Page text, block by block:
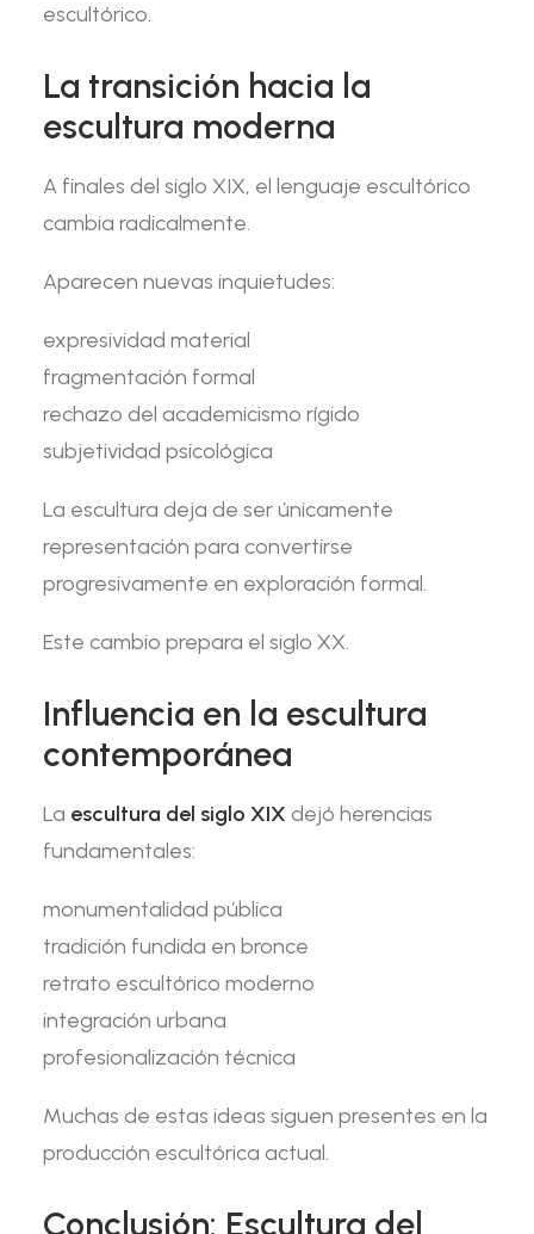
escultórico.
La transición hacia la
escultura moderna
A finales del siglo XIX, el lenguaje escultórico
cambia radicalmente.
Aparecen nuevas inquietudes:
expresividad material
fragmentación formal
rechazo del academicismo rígido
subjetividad psicológica
La escultura deja de ser únicamente
representación para convertirse
progresivamente en exploración formal.
Este cambio prepara el siglo XX.
Influencia en la escultura
contemporánea
La escultura del siglo XIX dejó herencias
fundamentales:
monumentalidad pública
tradición fundida en bronce
retrato escultórico moderno
integración urbana
profesionalización técnica
Muchas de estas ideas siguen presentes en la
producción escultórica actual.
Conclusión: Escultura del